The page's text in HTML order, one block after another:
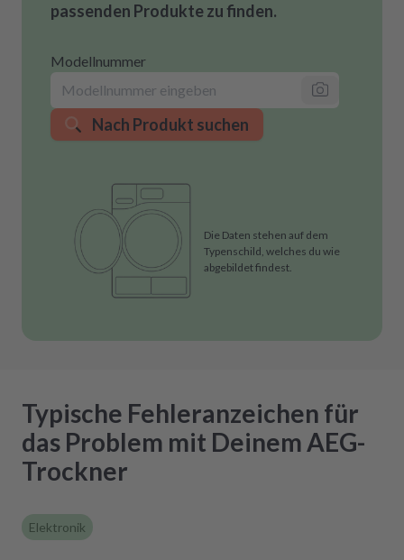
passenden Produkte zu finden.
Modellnummer
Nach Produkt suchen
Die Daten stehen auf dem
Typenschild, welches du wie
abgebildet findest.
Typische Fehleranzeichen für
das Problem mit Deinem AEG-
Trockner
Elektronik